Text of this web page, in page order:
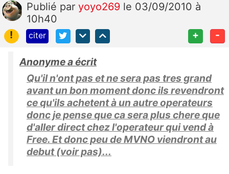
Publié par yoyo269 le 03/09/2010 à
10h40
!
citer + -
Anonyme a écrit
Qu'il n'ont pas et ne sera pas tres grand
avant un bon moment donc ils revendront
ce qu'ils achetent à un autre operateurs
donc je pense que ca sera plus chere que
d'aller direct chez l'operateur qui vend à
Free. Et donc peu de MVNO viendront au
debut (voir pas)...